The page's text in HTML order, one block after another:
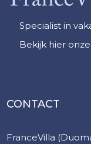
Specialist in
Bekijk hier
CONTACT
FranceVilla